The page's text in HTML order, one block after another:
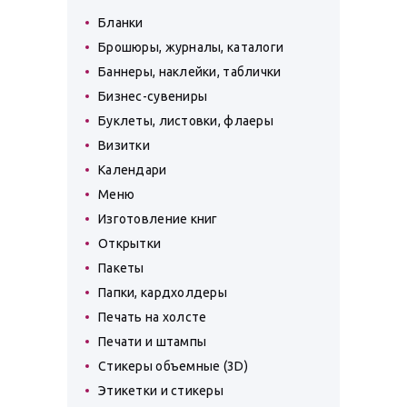
Бланки
Брошюры, журналы, каталоги
Баннеры, наклейки, таблички
Бизнес-сувениры
Буклеты, листовки, флаеры
Визитки
Календари
Меню
Изготовление книг
Открытки
Пакеты
Папки, кардхолдеры
Печать на холсте
Печати и штампы
Стикеры объемные (3D)
Этикетки и стикеры